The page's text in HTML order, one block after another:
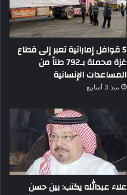
5 قوافل إماراتية تعبر إلى قطاع
غزة محملة بـ792 طناً من
المساعدات الإنسانية
منذ 3 أسابيع
علاء عبدالله يكتب: بين حسن